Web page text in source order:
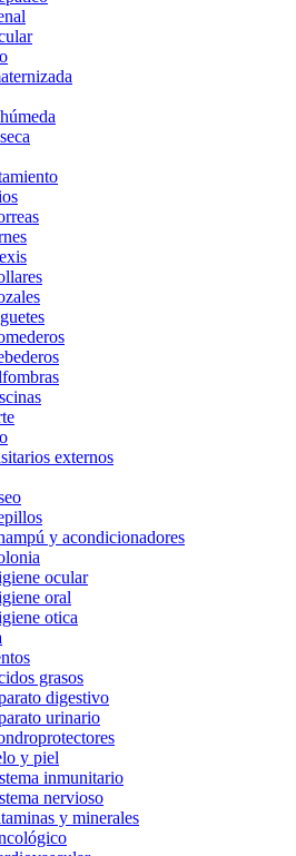
externos
y acondicionadores
ocular
oral
otica
grasos
digestivo
urinario
y piel
inmunitario
nervioso
y minerales